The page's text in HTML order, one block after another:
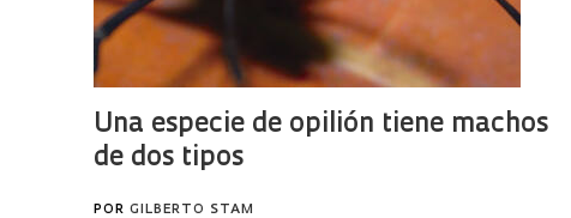
Una especie de opilión tiene machos
de dos tipos
PORGILBERTO STAM